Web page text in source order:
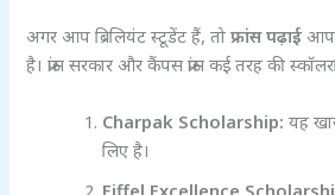
अगर आप ब्रिलियंट स्टूडेंट हैं, तोफ्रांस पढ़ाई
है। फ्रांस सरकार और कैंपस फ्रांस कई तरह की
Charpak Scholarship: यह
लिए है।
Eiffel Excellence